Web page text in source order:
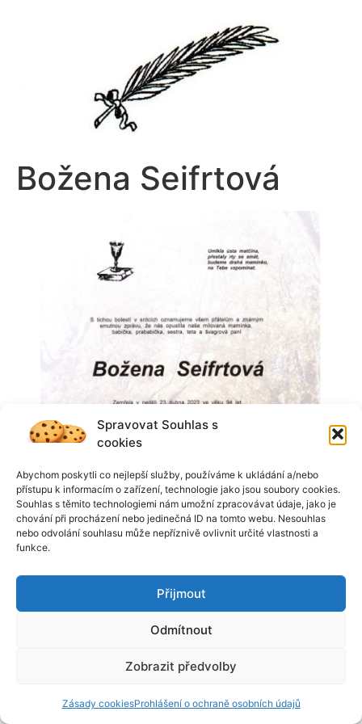
Spravovat Souhlas s
cookies
Abychom poskytli co nejlepší služby, používáme k ukládání a/nebo
přístupu k informacím o zařízení, technologie jako jsou soubory cookies.
Souhlas s těmito technologiemi nám umožní zpracovávat údaje, jako je
chování při procházení nebo jedinečná ID na tomto webu. Nesouhlas
nebo odvolání souhlasu může nepříznivě ovlivnit určité vlastnosti a
funkce.
Přijmout
Odmítnout
Zobrazit předvolby
Zásady cookiesProhlášení o ochraně osobních údajů
Božena Seifrtová